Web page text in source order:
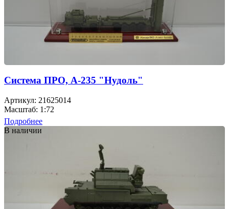
Cистема ПРО, А-235 "Нудоль"
Артикул: 21625014
Масштаб: 1:72
Подробнее
В наличии